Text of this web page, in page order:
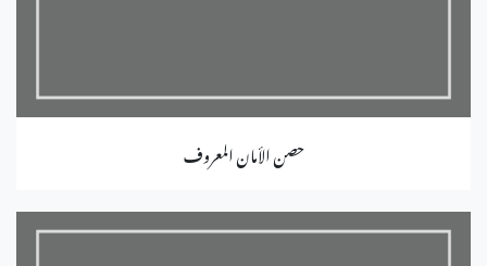
حصن الأمان المعروف